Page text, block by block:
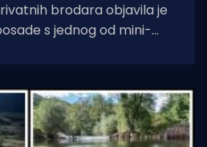
brodara objavila je
s jednog od mini-